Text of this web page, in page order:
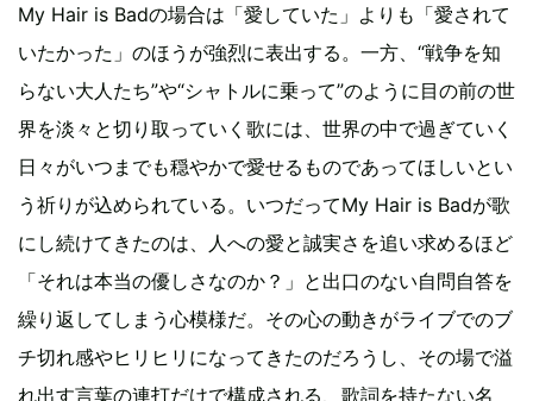
My Hair is Badの場合は「愛していた」よりも「愛されて
いたかった」のほうが強烈に表出する。一方、“戦争を知
らない大人たち”や“シャトルに乗って”のように目の前の世
界を淡々と切り取っていく歌には、世界の中で過ぎていく
日々がいつまでも穏やかで愛せるものであってほしいとい
う祈りが込められている。いつだってMy Hair is Badが歌
にし続けてきたのは、人への愛と誠実さを追い求めるほど
「それは本当の優しさなのか？」と出口のない自問自答を
繰り返してしまう心模様だ。その心の動きがライブでのブ
チ切れ感やヒリヒリになってきたのだろうし、その場で溢
れ出す言葉の連打だけで構成される、歌詞を持たない名